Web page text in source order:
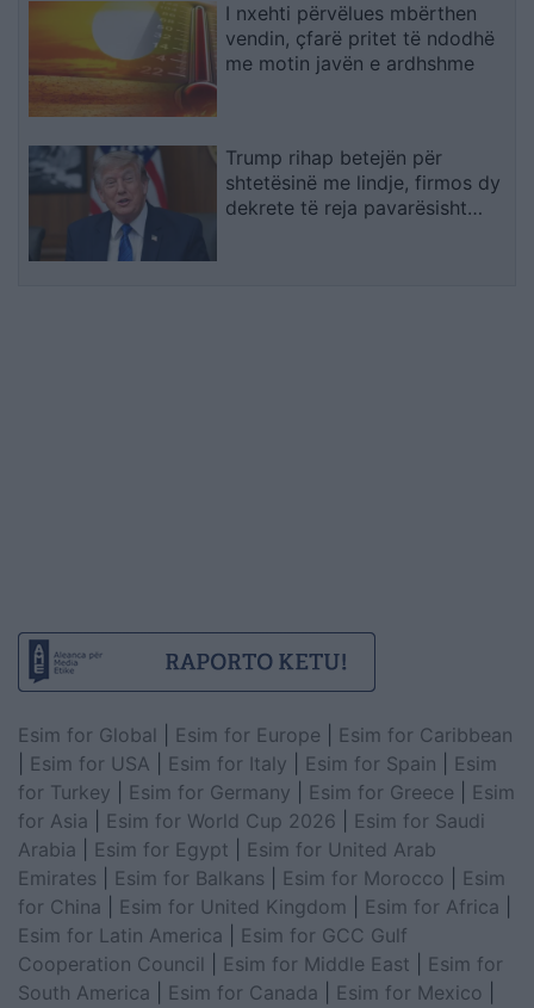
I nxehti përvëlues mbërthen
vendin, çfarë pritet të ndodhë
me motin javën e ardhshme
Trump rihap betejën për
shtetësinë me lindje, firmos dy
dekrete të reja pavarësisht
Esim for Global Esim for Europe
Esim for Caribbean
Esim for USA Esim for Italy Esim for Spain
Esim
for Turkey
Esim for Germany Esim for Greece
Esim
for Asia
Esim for World Cup 2026
Esim for Saudi
Arabia
Esim for Egypt
Esim for United Arab
Emirates
Esim for Balkans Esim for Morocco
Esim
for China
Esim for United Kingdom Esim for Africa
Esim for Latin America
Esim for GCC Gulf
Cooperation Council
Esim for Middle East
Esim for
South America
Esim for Canada Esim for Mexico